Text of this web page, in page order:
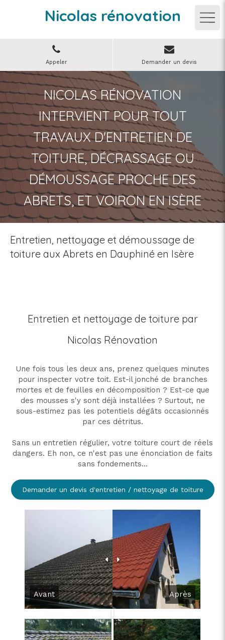
Nicolas rénovation
Appeler Demander un devis
NICOLAS RÉNOVATION
INTERVIENT POUR TOUT
TRAVAUX D'ENTRETIEN DE
TOITURE, DÉCRASSAGE OU
DÉMOUSSAGE PROCHE DES
ABRETS, ET VOIRON EN ISÈRE
Entretien, nettoyage et démoussage de
toiture aux Abrets en Dauphiné en Isère
Entretien et nettoyage de toiture par
Nicolas Rénovation
Une fois tous les deux ans, prenez quelques minutes
pour inspecter votre toit. Est-il jonché de branches
mortes et de feuilles en décomposition ? Est-ce que
des mousses s'y sont déjà installées ? Surtout, ne
sous-estimez pas les potentiels dégâts occasionnés
par ces détritus.
Sans un entretien régulier, votre toiture court de réels
dangers. Eh non, ce n'est pas une énonciation de faits
sans fondements...
Demander un devis d'entretien / nettoyage de toiture
Avant Après